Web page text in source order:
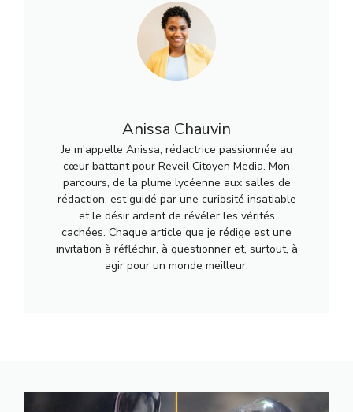
Anissa Chauvin
Je m'appelle Anissa, rédactrice passionnée au
cœur battant pour Reveil Citoyen Media. Mon
parcours, de la plume lycéenne aux salles de
rédaction, est guidé par une curiosité insatiable
et le désir ardent de révéler les vérités
cachées. Chaque article que je rédige est une
invitation à réfléchir, à questionner et, surtout, à
agir pour un monde meilleur.